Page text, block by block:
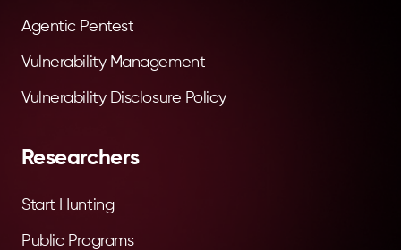
Agentic Pentest
Vulnerability Management
Vulnerability Disclosure Policy
Researchers
Start Hunting
Public Programs